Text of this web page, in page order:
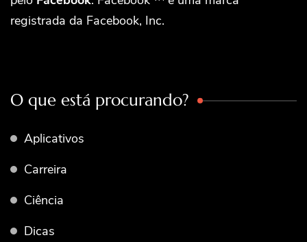
registrada da Facebook, Inc.
O que está procurando?
Aplicativos
Carreira
Ciência
Dicas